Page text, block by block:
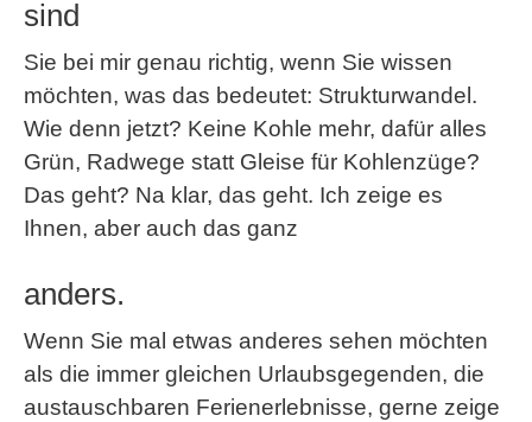
sind
Sie bei mir genau richtig, wenn Sie wissen
möchten, was das bedeutet: Strukturwandel.
Wie denn jetzt? Keine Kohle mehr, dafür alles
Grün, Radwege statt Gleise für Kohlenzüge?
Das geht? Na klar, das geht. Ich zeige es
Ihnen, aber auch das ganz
anders.
Wenn Sie mal etwas anderes sehen möchten
als die immer gleichen Urlaubsgegenden, die
austauschbaren Ferienerlebnisse, gerne zeige